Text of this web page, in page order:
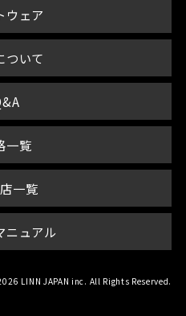
ウェア
ついて
一覧
一覧
ニュアル
LINN JAPAN inc. All Rights Reserved.